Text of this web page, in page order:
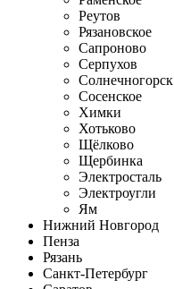
Реутов
Рязановское
Сапроново
Серпухов
Солнечногорск
Сосенское
Химки
Хотьково
Щёлково
Щербинка
Электросталь
Электроугли
Ям
Нижний Новгород
Пенза
Рязань
Санкт-Петербург